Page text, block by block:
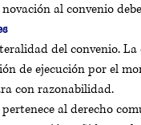
al convenio
del convenio.
de ejecución por el
con razonabilidad.
al derecho